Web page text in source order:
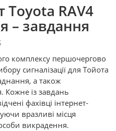
Toyota RAV4
– завдання
комплексу першочергово
сигналізації для Тойота
а також
Кожне із завдань
фахівці інтернет-
вразливі місця
викрадення.